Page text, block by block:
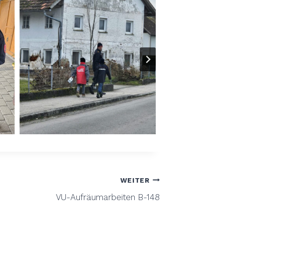
WEITER
VU-Aufräumarbeiten B-148